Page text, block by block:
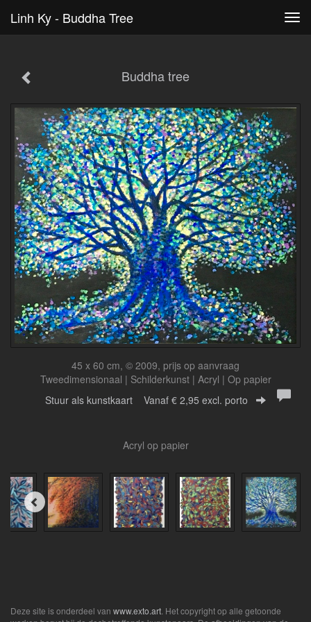
Linh Ky - Buddha Tree
Buddha tree
45 x 60 cm, © 2009, prijs op aanvraag
Tweedimensionaal | Schilderkunst | Acryl | Op papier
Stuur als kunstkaart Vanaf € 2,95 excl. porto
Acryl op papier
Deze site is onderdeel van www.exto.art . Het copyright op alle getoonde